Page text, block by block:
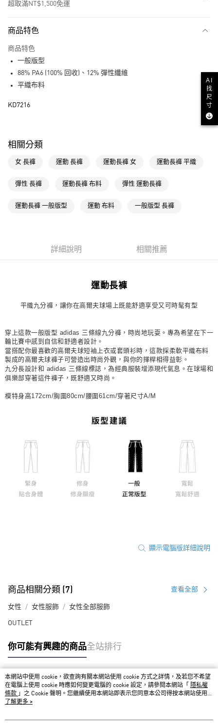
超取滿NT$1,500免運
LINE Pay
每筆NT$80，滿NT$1,500(含以上)免運費
付款後全家取貨
每筆NT$80，滿NT$1,500(含以上)免運費
每筆NT$80，滿NT$1,500(含以上)免運費
每筆NT$80，滿NT$1,500(含以上)免運費
付款後門市自取
每筆NT$80，滿NT$1,500(含以上)免運費
商品特色
商品特色
一般版型
88% PA6 (100% 回收)、12% 彈性纖維
平織布料
KD7216
相關分類
女 長褲 運動 長褲 運動長褲 女 運動長褲 平織
彈性 長褲 運動長褲 布料 彈性 運動長褲
運動長褲 一般版型 運動 布料 一般版型 長褲
詳細說明 相關推薦
運動長褲
平織九分褲，讓你在高爾夫球場上既能舒適享受又可時髦有型
穿上這款一般版型 adidas 三條線九分褲，時尚地玩耍。專為希望在下一
輪比賽中感到自信和舒適者設計。
當搭配你最喜歡的高爾夫球短袖上衣或套頭衫時，這款採柔軟平織布料
製成的高爾夫球褲子可營造出時尚外觀，與你的揮桿相得益彰。
九分長設計和 adidas 三條線標誌，為經典服裝增添現代氣息。在球場和
俱樂部穿著這件褲子，既舒適又時尚。
模特身高172cm/胸圍80cm/腰圍61cm/穿著尺寸A/M
顯示電腦版詳細說明
商品相關分類 (7) 查看全部
女性 女性服飾 女性全部服飾
OUTLET
你可能有興趣的商品全站排行
熱門標籤
本網站中使用 cookie，欲查詢有關本網站使用 cookie 方式之詳情，及若您不希望
在電腦上使用 cookie 時應如何變更電腦的 cookie 設定，請參閱本網站「
隱私權
條款 」之 Cookie 聲明。您繼續使用本網站即表示您同意本公司得按本網站使用條
款之 Cookie 聲明使用 cookie。
了解更多 >
AI
找
尺
寸